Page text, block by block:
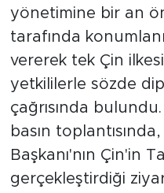
yönetimine bir an
tarafında
vererek tek Çin
yetkililerle sözde
çağrısında
basın
Başkanı'nın Çin'in
gerçekleştirdiği